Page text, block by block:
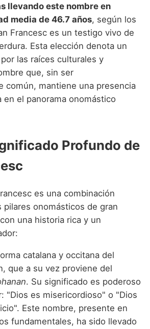
de niño que empiezan por Q
de niño que empiezan por R
de niño que empiezan por S
de niño que empiezan por T
de niño que empiezan por U
de niño que empiezan por V
de niño que empiezan por X
de niño que empiezan por Y
de Niño Vascos
de Niño Rusos
de Niño Suecos
llevando este nombre en
media de 46.7 años, según los
Francesc es un testigo vivo de
Esta elección denota un
las raíces culturales y
que, sin ser
común, mantiene una presencia
en el panorama onomástico
Profundo de
es una combinación
pilares onomásticos de gran
una historia rica y un
catalana y occitana del
que a su vez proviene del
. Su significado es poderoso
"Dios es misericordioso" o "Dios
Este nombre, presente en
fundamentales, ha sido llevado